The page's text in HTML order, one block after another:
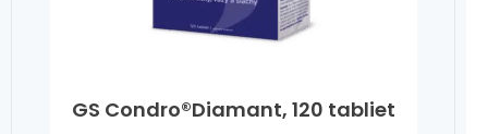
GS Condro®Diamant, 120 tabliet